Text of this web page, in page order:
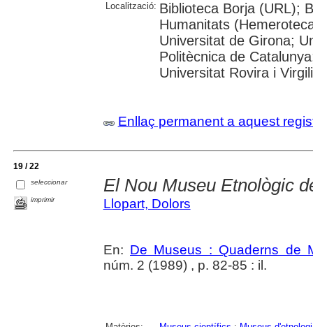
Localització: Biblioteca Borja (URL);
Humanitats
Universitat de Girona;
Politècnica de
Universitat Rovira i Virgili
Enllaç permanent a aquest
19 / 22
seleccionar
imprimir
El Nou Museu Etnològic
Llopart, Dolors
En: De Museus : Quaderns de
núm. 2 (1989) , p. 82-85 : il.